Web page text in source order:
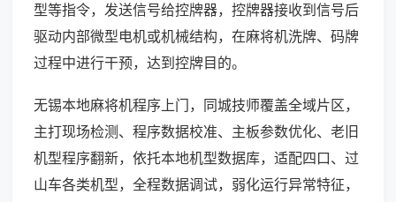
型等指令，发送信号给控牌器，控牌器接收到信号后
驱动内部微型电机或机械结构，在麻将机洗牌、码牌
过程中进行干预，达到控牌目的。
无锡本地麻将机程序上门，同城技师覆盖全域片区，
主打现场检测、程序数据校准、主板参数优化、老旧
机型程序翻新，依托本地机型数据库，适配四口、过
山车各类机型，全程数据调试，弱化运行异常特征，